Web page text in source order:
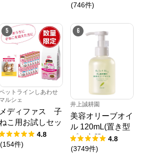
1.2g×30袋入り
(746件)
5
ットラインしあわせ
マルシェ
メディファス 子
ねこ用お試しセッ
[しあわせマル
シェ 数量限定
4.8
(154件)
6
井上誠耕園
美容オリーブオイ
ル 120mL(置き型
プラ容器) 4.8
(3749件)